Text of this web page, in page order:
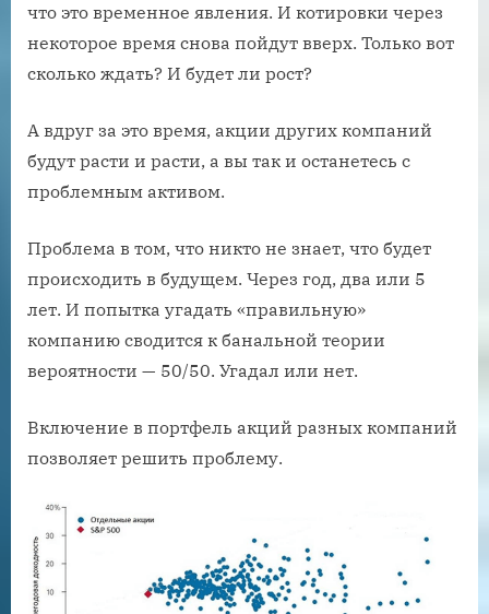
что это временное явления. И котировки через
некоторое время снова пойдут вверх. Только вот
сколько ждать? И будет ли рост?
А вдруг за это время, акции других компаний
будут расти и расти, а вы так и останетесь с
проблемным активом.
Проблема в том, что никто не знает, что будет
происходить в будущем. Через год, два или 5
лет. И попытка угадать «правильную»
компанию сводится к банальной теории
вероятности — 50/50. Угадал или нет.
Включение в портфель акций разных компаний
позволяет решить проблему.